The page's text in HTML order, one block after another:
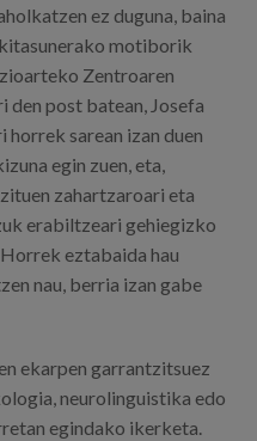
ez duguna, baina
motiborik
Zentroaren
post batean, Josefa
sarean izan duen
egin zuen, eta,
zahartzaroari eta
erabiltzeari gehiegizko
eztabaida hau
nau, berria izan gabe
ekarpen garrantzitsuez
neurolinguistika edo
egindako ikerketa.